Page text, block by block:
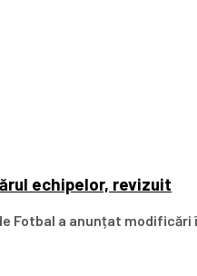
echipelor, revizuit
Fotbal a anunțat